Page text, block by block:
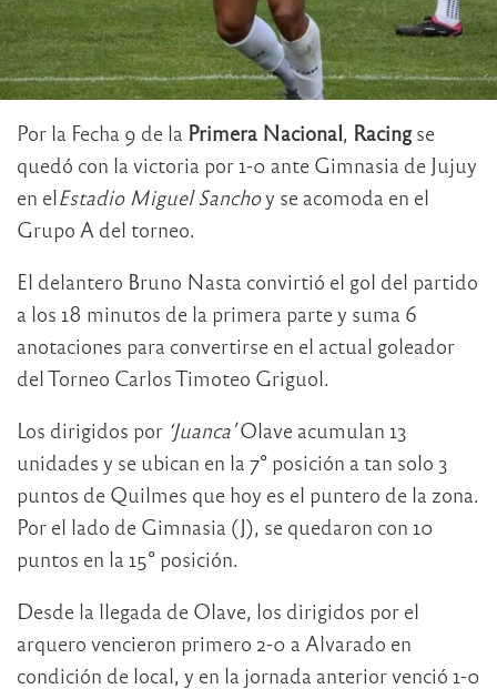
Por la Fecha 9 de la Primera Nacional, Racingse
quedó con la victoria por 1-0 ante Gimnasia de Jujuy
en elEstadio Miguel Sanchoy se acomoda en el
Grupo A del torneo.
El delantero Bruno Nasta convirtió el gol del partido
a los 18 minutos de la primera parte y suma 6
anotaciones para convertirse en el actual goleador
del Torneo Carlos Timoteo Griguol.
Los dirigidos por ‘Juanca’Olave acumulan 13
unidades y se ubican en la 7° posición a tan solo 3
puntos de Quilmes que hoy es el puntero de la zona.
Por el lado de Gimnasia (J), se quedaron con 10
puntos en la 15° posición.
Desde la llegada de Olave, los dirigidos por el
arquero vencieron primero 2-0 a Alvarado en
condición de local, y en la jornada anterior venció 1-0